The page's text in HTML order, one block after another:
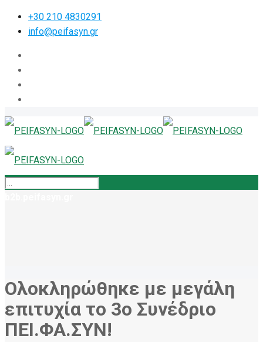
+30 210 4830291
info@peifasyn.gr
Ολοκληρώθηκε με μεγάλη
επιτυχία το 3ο Συνέδριο
ΠΕΙ.ΦΑ.ΣΥΝ!